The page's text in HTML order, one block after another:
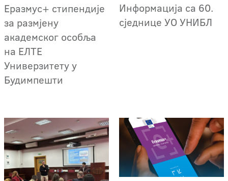
Еразмус+ стипендије
за размјену
академског особља
на ЕЛТЕ
Универзитету у
Будимпешти
Информација са 60.
сједнице УО УНИБЛ